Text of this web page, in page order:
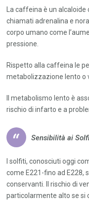
La caffeina è un alcaloide
chiamati adrenalina e
corpo umano come
pressione.
Rispetto alla caffeina le
metabolizzazione lento o
Il metabolismo lento è
rischio di infarto e a
Sensibilità ai
I solfiti, conosciuti oggi
come E221-fino ad E228,
conservanti. Il rischio di
particolarmente alto se si